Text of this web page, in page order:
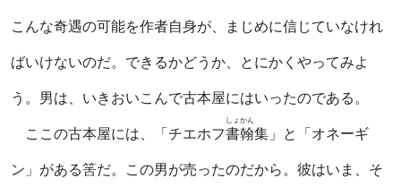
こんな奇遇の可能を作者自身が、まじめに信じていなけれ
ばいけないのだ。できるかどうか、とにかくやってみよ
う。男は、いきおいこんで古本屋にはいったのである。
ここの古本屋には、「チエホフ書翰
しょかん
集」と「オネーギ
ン」がある筈だ。この男が売ったのだから。彼はいま、そ